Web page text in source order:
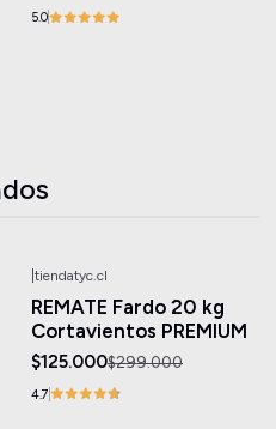
5.0
tiendatyc.cl
REMATE Fardo 20 kg
Cortavientos PREMIUM
$125.000$299.000
4.7